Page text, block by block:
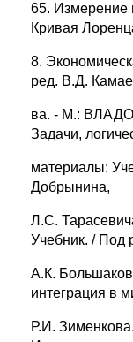
65. Измерение
Кривая
8.
ред. В.Д.
ва. - М.:
Задачи,
материалы:
Добрынина,
Л.С.
Учебник. / Под
А.К.
интеграция в
Р.И.